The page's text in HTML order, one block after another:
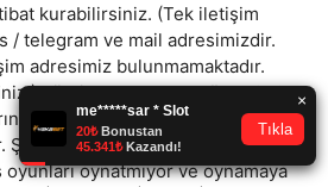
kurabilirsiniz. (Tek iletişim
/ telegram ve mail adresimizdir.
adresimiz bulunmamaktadır.
Türkiye yasalarına göre 7258
yasa dışı bahis oynamanın
Şu an bulunduğunuz site hiç bir
oynatmıyor ve oynamaya